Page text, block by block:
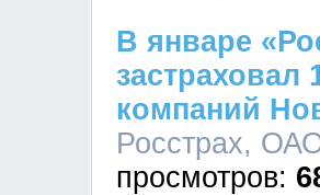
В январе
застраховал
компаний
Росстрах,